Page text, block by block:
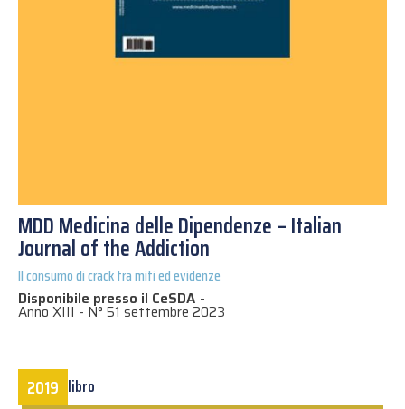
MDD Medicina delle Dipendenze – Italian
Journal of the Addiction
Il consumo di crack tra miti ed evidenze
Disponibile presso il CeSDA -
Anno XIII - N° 51 settembre 2023
2019 libro